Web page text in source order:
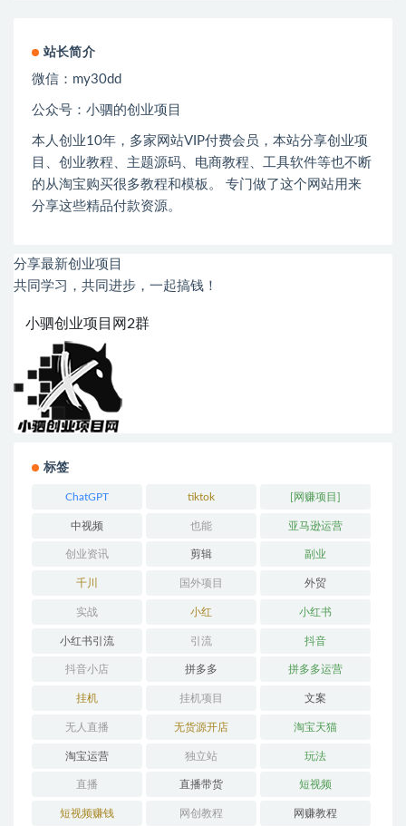
站长简介
微信： my30dd
公众号：小驷的创业项目
本人创业10年，多家网站VIP付费会员，本站分享创业项
目、创业教程、主题源码、电商教程、工具软件等也不断
的从淘宝购买很多教程和模板。 专门做了这个网站用来
分享这些精品付款资源。
分享最新创业项目
共同学习，共同进步，一起搞钱！
小驷创业项目网2群
标签
ChatGPT tiktok [网赚项目]
中视频 也能 亚马逊运营
创业资讯 剪辑 副业
千川 国外项目 外贸
实战 小红 小红书
小红书引流 引流 抖音
抖音小店 拼多多 拼多多运营
挂机 挂机项目 文案
无人直播 无货源开店 淘宝天猫
淘宝运营 独立站 玩法
直播 直播带货 短视频
短视频赚钱 网创教程 网赚教程